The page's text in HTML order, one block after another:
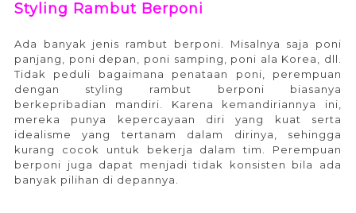
Styling Rambut Berponi
Ada banyak jenis rambut berponi. Misalnya saja poni
panjang, poni depan, poni samping, poni ala Korea, dll.
Tidak peduli bagaimana penataan poni, perempuan
dengan styling rambut berponi biasanya
berkepribadian mandiri. Karena kemandiriannya ini,
mereka punya kepercayaan diri yang kuat serta
idealisme yang tertanam dalam dirinya, sehingga
kurang cocok untuk bekerja dalam tim. Perempuan
berponi juga dapat menjadi tidak konsisten bila ada
banyak pilihan di depannya.